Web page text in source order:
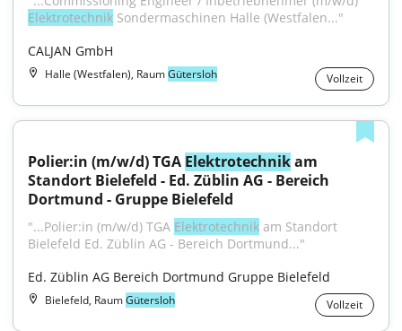
Elektrotechnik Sondermaschinen Halle (Westfalen..."
CALJAN GmbH
Halle (Westfalen), RaumGütersloh Vollzeit
Polier:in (m/w/d) TGA Elektrotechnik am
Standort Bielefeld - Ed. Züblin AG - Bereich
Dortmund - Gruppe Bielefeld
"...Polier:in (m/w/d) TGA Elektrotechnik am Standort
Bielefeld Ed. Züblin AG - Bereich Dortmund..."
Ed. Züblin AG Bereich Dortmund Gruppe Bielefeld
Bielefeld, RaumGütersloh Vollzeit